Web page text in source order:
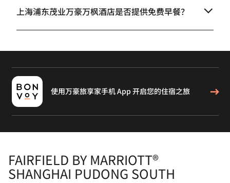
上海浦东茂业万豪万枫酒店是否提供免费早餐？
使用万豪旅享家手机 App 开启您的住宿之旅
FAIRFIELD BY MARRIOTT®
SHANGHAI PUDONG SOUTH